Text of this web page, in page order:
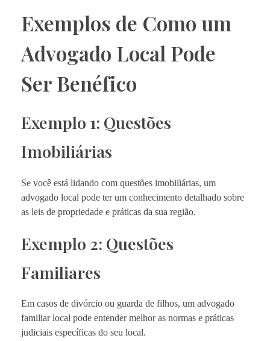
Exemplos de Como um
Advogado Local Pode
Ser Benéfico
Exemplo 1: Questões
Imobiliárias
Se você está lidando com questões imobiliárias, um
advogado local pode ter um conhecimento detalhado sobre
as leis de propriedade e práticas da sua região.
Exemplo 2: Questões
Familiares
Em casos de divórcio ou guarda de filhos, um advogado
familiar local pode entender melhor as normas e práticas
judiciais específicas do seu local.